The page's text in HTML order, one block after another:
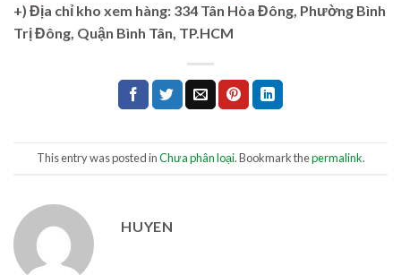
+) Địa chỉ kho xem hàng: 334 Tân Hòa Đông, Phường Bình
Trị Đông, Quận Bình Tân, TP.HCM
This entry was posted inChưa phân loại. Bookmark thepermalink.
HUYEN